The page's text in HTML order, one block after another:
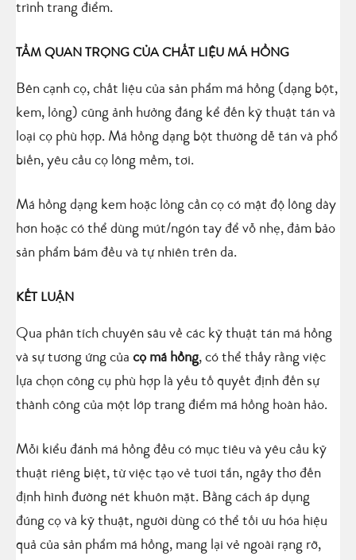
trình trang điểm.
TẦM QUAN TRỌNG CỦA CHẤT LIỆU MÁ HỒNG
Bên cạnh cọ, chất liệu của sản phẩm má hồng (dạng bột,
kem, lỏng) cũng ảnh hưởng đáng kể đến kỹ thuật tán và
loại cọ phù hợp. Má hồng dạng bột thường dễ tán và phổ
biến, yêu cầu cọ lông mềm, tơi.
Má hồng dạng kem hoặc lỏng cần cọ có mật độ lông dày
hơn hoặc có thể dùng mút/ngón tay để vỗ nhẹ, đảm bảo
sản phẩm bám đều và tự nhiên trên da.
KẾT LUẬN
Qua phân tích chuyên sâu về các kỹ thuật tán má hồng
và sự tương ứng của cọ má hồng, có thể thấy rằng việc
lựa chọn công cụ phù hợp là yếu tố quyết định đến sự
thành công của một lớp trang điểm má hồng hoàn hảo.
Mỗi kiểu đánh má hồng đều có mục tiêu và yêu cầu kỹ
thuật riêng biệt, từ việc tạo vẻ tươi tắn, ngây thơ đến
định hình đường nét khuôn mặt. Bằng cách áp dụng
đúng cọ và kỹ thuật, người dùng có thể tối ưu hóa hiệu
quả của sản phẩm má hồng, mang lại vẻ ngoài rạng rỡ,